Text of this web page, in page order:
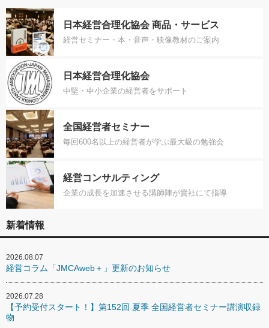
日本経営合理化協会 商品・サービス
経営セミナー・本・音声・映像教材のご案内
日本経営合理化協会
中堅・中小企業の経営者をサポート
全国経営者セミナー
毎回600名以上の経営者が学ぶ最大級の勉強会
経営コンサルティング
企業の成長を加速させる講師陣が貴社にて指導
新着情報
2026.08.07
経営コラム「JMCAweb＋」更新のお知らせ
2026.07.28
【予約受付スタート！】第152回 夏季 全国経営者セミナー講演収録
物